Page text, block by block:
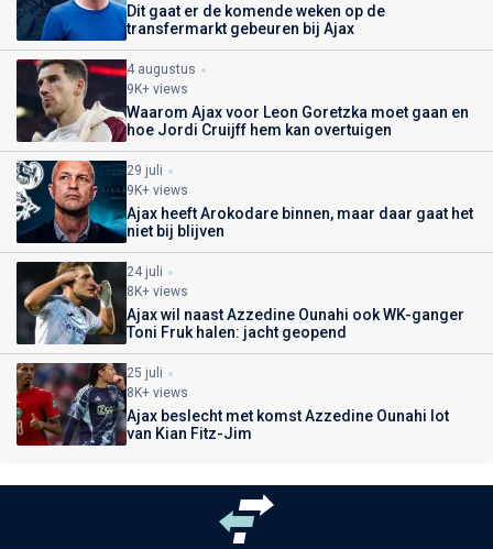
Dit gaat er de komende weken op de
transfermarkt gebeuren bij Ajax
4 augustus
9K+ views
Waarom Ajax voor Leon Goretzka moet gaan en
hoe Jordi Cruijff hem kan overtuigen
29 juli
9K+ views
Ajax heeft Arokodare binnen, maar daar gaat het
niet bij blijven
24 juli
8K+ views
Ajax wil naast Azzedine Ounahi ook WK-ganger
Toni Fruk halen: jacht geopend
25 juli
8K+ views
Ajax beslecht met komst Azzedine Ounahi lot
van Kian Fitz-Jim